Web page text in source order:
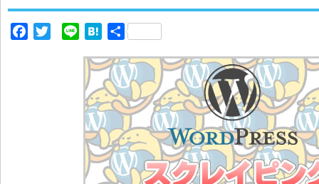
Facebook
Twitter Line Hatena
共